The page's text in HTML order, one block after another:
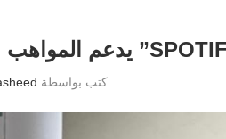
كتب بواسطة